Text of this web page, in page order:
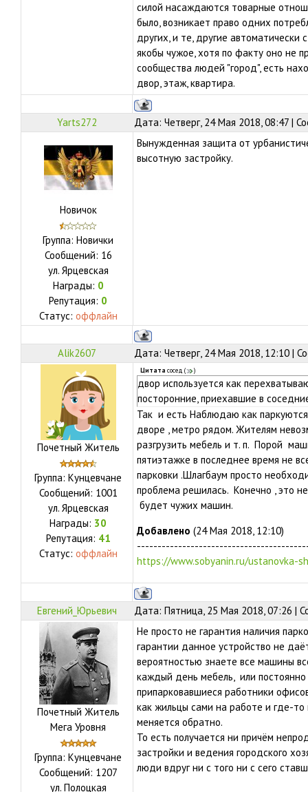
силой насаждаются товарные
было, возникает право одних
других, и те, другие
якобы чужое, хотя по факту оно не
сообщества людей "город", есть
двор, этаж, квартира.
Yarts272 Дата: Четверг, 24 Мая 2018, 08:47 |
Новичок
Группа: Новички
Сообщений: 16
ул. Ярцевская
Награды: 0
Репутация: 0
Статус: оффлайн
Вынужденная защита от
высотную застройку.
Alik2607 Дата: Четверг, 24 Мая 2018, 12:10 |
Почетный Житель
Группа: Кунцевчане
Сообщений: 1001
ул. Ярцевская
Награды: 30
Репутация: 41
Статус: оффлайн
Цитата сосед ( )
двор используется как
посторонние, приехавшие в
Так и есть Наблюдаю как
дворе , метро рядом. Жителям
разгрузить мебель и т. п. Порой
пятиэтажке в последнее время не
парковки .Шлагбаум просто
проблема решилась. Конечно , это
будет чужих машин.
Добавлено (24 Мая 2018, 12:10)
https://www.sobyanin.ru/ustanovka-
Евгений_Юрьевич Дата: Пятница, 25 Мая 2018, 07:26 |
Почетный Житель
Мега Уровня
Группа: Кунцевчане
Сообщений: 1207
ул. Полоцкая
Не просто не гарантия наличия
гарантии данное устройство не
вероятностью знаете все машины
каждый день мебель, или
припарковавшиеся работники
как жильцы сами на работе и где-то
меняется обратно.
То есть получается ни причём
застройки и ведения городского
люди вдруг ни с того ни с сего